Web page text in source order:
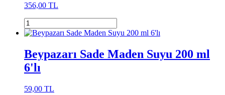
356,00 TL
Beypazarı Sade Maden Suyu 200 ml
6'lı
59,00 TL